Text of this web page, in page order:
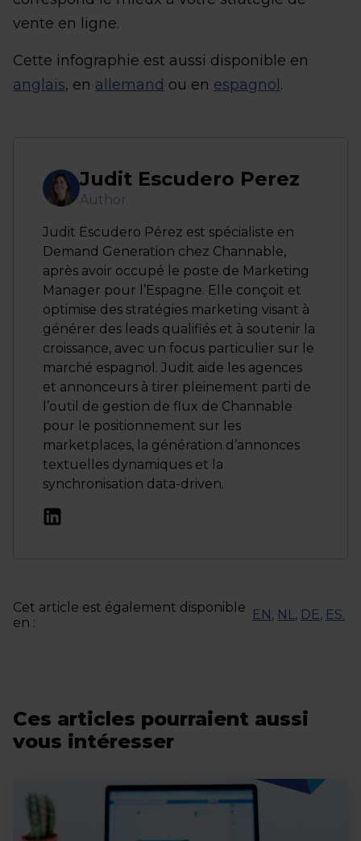
vente en ligne.
Cette infographie est aussi disponible en
anglais, en allemand ou en espagnol.
Judit Escudero Perez
Author
Judit Escudero Pérez est spécialiste en
Demand Generation chez Channable,
après avoir occupé le poste de Marketing
Manager pour l’Espagne. Elle conçoit et
optimise des stratégies marketing visant à
générer des leads qualifiés et à soutenir la
croissance, avec un focus particulier sur le
marché espagnol. Judit aide les agences
et annonceurs à tirer pleinement parti de
l’outil de gestion de flux de Channable
pour le positionnement sur les
marketplaces, la génération d’annonces
textuelles dynamiques et la
synchronisation data-driven.
Cet article est également disponible
en :
EN, NL, DE, ES.
Ces articles pourraient aussi
vous intéresser